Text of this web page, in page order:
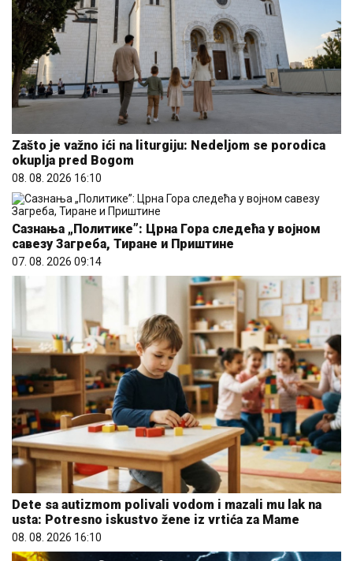
Zašto je važno ići na liturgiju: Nedeljom se porodica
okuplja pred Bogom
08. 08. 2026 16:10
Сазнања „Политике”: Црна Гора следећа у војном
савезу Загреба, Тиране и Приштине
07. 08. 2026 09:14
Dete sa autizmom polivali vodom i mazali mu lak na
usta: Potresno iskustvo žene iz vrtića za Mame
08. 08. 2026 16:10